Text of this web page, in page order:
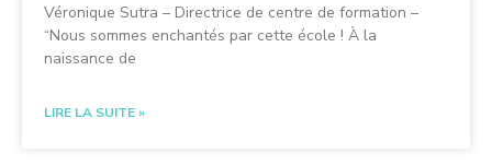
Véronique Sutra – Directrice de centre de formation –
“Nous sommes enchantés par cette école ! À la
naissance de
LIRE LA SUITE »